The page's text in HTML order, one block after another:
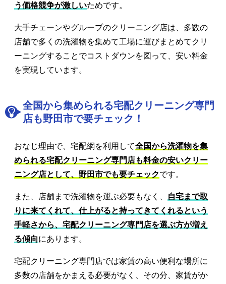
う価格競争が激しいためです。
大手チェーンやグループのクリーニング店は、多数の
店舗で多くの洗濯物を集めて工場に運びまとめてクリ
ーニングすることでコストダウンを図って、安い料金
を実現しています。
全国から集められる宅配クリーニング専門
店も野田市で要チェック！
おなじ理由で、宅配網を利用して全国から洗濯物を集
められる宅配クリーニング専門店も料金の安いクリー
ニング店として、野田市でも要チェックです。
また、店舗まで洗濯物を運ぶ必要もなく、
自宅まで取
りに来てくれて、仕上がると持ってきてくれるという
手軽さから、宅配クリーニング専門店を選ぶ方が増え
る傾向にあります。
宅配クリーニング専門店では家賃の高い便利な場所に
多数の店舗をかまえる必要がなく、その分、家賃がか